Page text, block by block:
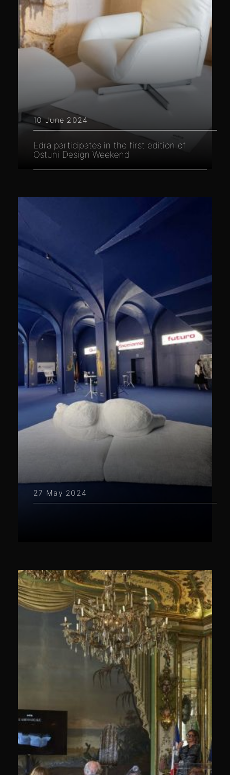
10 June 2024
Edra participates in the first edition of
Ostuni Design Weekend
27 May 2024